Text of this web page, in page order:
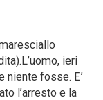
ieri
niente fosse. E’
l’arresto e la